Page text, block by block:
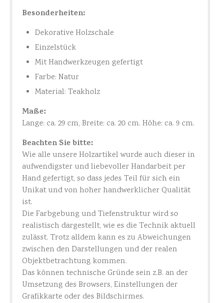
Besonderheiten:
Dekorative Holzschale
Einzelstück
Mit Handwerkzeugen gefertigt
Farbe: Natur
Material: Teakholz
Maße:
Lange: ca. 29 cm, Breite: ca. 20 cm. Höhe: ca. 9 cm.
Beachten Sie bitte:
Wie alle unsere Holzartikel wurde auch dieser in
aufwendigster und liebevoller Handarbeit per
Hand gefertigt, so dass jedes Teil für sich ein
Unikat und von hoher handwerklicher Qualität
ist.
Die Farbgebung und Tiefenstruktur wird so
realistisch dargestellt, wie es die Technik aktuell
zulässt. Trotz alldem kann es zu Abweichungen
zwischen den Darstellungen und der realen
Objektbetrachtung kommen.
Das können technische Gründe sein z.B. an der
Umsetzung des Browsers, Einstellungen der
Grafikkarte oder des Bildschirmes.